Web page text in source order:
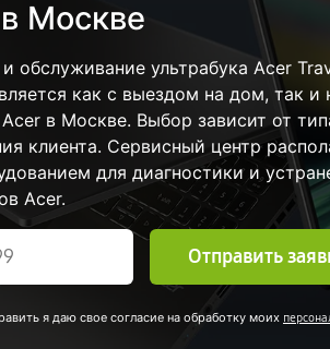
Москве
обслуживание ультрабука Acer
как с выездом на дом, так и
в Москве. Выбор зависит от
клиента. Сервисный центр
для диагностики и
Acer.
Отправить
я даю свое согласие на обработку моих